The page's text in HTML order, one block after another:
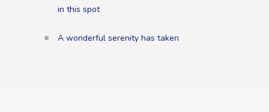
in this spot
A wonderful serenity has taken